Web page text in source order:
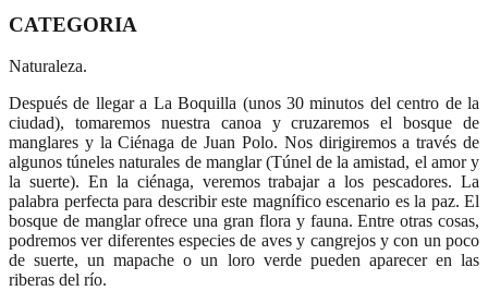
CATEGORIA
Naturaleza.
Después de llegar a La Boquilla (unos 30 minutos del centro de la
ciudad), tomaremos nuestra canoa y cruzaremos el bosque de
manglares y la Ciénaga de Juan Polo. Nos dirigiremos a través de
algunos túneles naturales de manglar (Túnel de la amistad, el amor y
la suerte). En la ciénaga, veremos trabajar a los pescadores. La
palabra perfecta para describir este magnífico escenario es la paz. El
bosque de manglar ofrece una gran flora y fauna. Entre otras cosas,
podremos ver diferentes especies de aves y cangrejos y con un poco
de suerte, un mapache o un loro verde pueden aparecer en las
riberas del río.